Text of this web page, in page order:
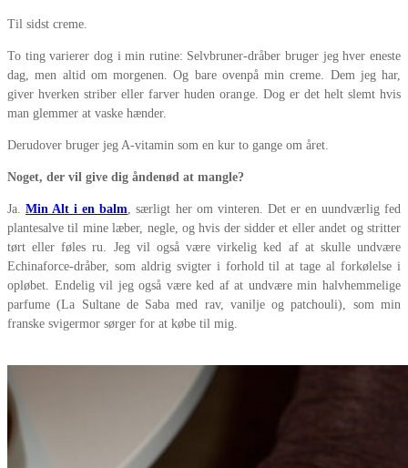
Til sidst creme.
To ting varierer dog i min rutine: Selvbruner-dråber bruger jeg hver eneste
dag, men altid om morgenen. Og bare ovenpå min creme. Dem jeg har,
giver hverken striber eller farver huden orange. Dog er det helt slemt hvis
man glemmer at vaske hænder.
Derudover bruger jeg A-vitamin som en kur to gange om året.
Noget, der vil give dig åndenød at mangle?
Ja.Min Alt i en balm, særligt her om vinteren. Det er en uundværlig fed
plantesalve til mine læber, negle, og hvis der sidder et eller andet og stritter
tørt eller føles ru. Jeg vil også være virkelig ked af at skulle undvære
Echinaforce-dråber, som aldrig svigter i forhold til at tage al forkølelse i
opløbet. Endelig vil jeg også være ked af at undvære min halvhemmelige
parfume (La Sultane de Saba med rav, vanilje og patchouli), som min
franske svigermor sørger for at købe til mig.